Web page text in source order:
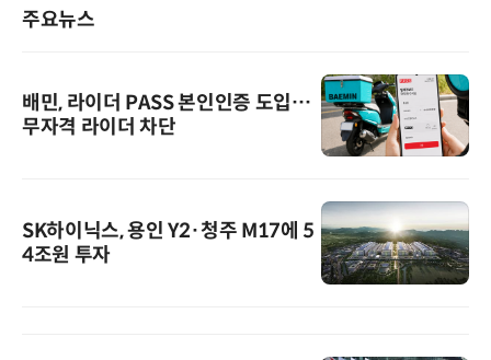
주요뉴스
배민, 라이더 PASS 본인인증 도입…
무자격 라이더 차단
SK하이닉스, 용인 Y2·청주 M17에 5
4조원 투자